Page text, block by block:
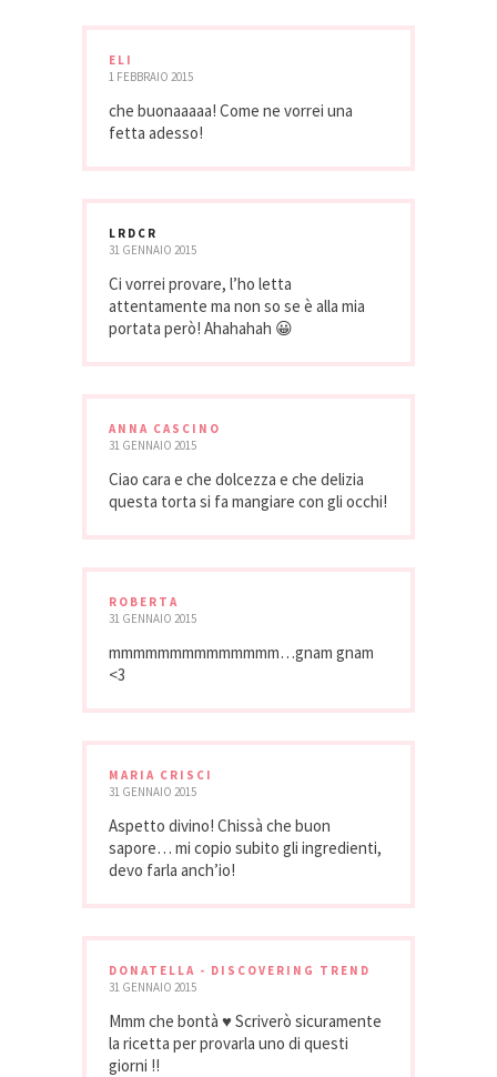
ELI
1 FEBBRAIO 2015
che buonaaaaa! Come ne vorrei una
fetta adesso!
LRDCR
31 GENNAIO 2015
Ci vorrei provare, l’ho letta
attentamente ma non so se è alla mia
portata però! Ahahahah 😀
ANNA CASCINO
31 GENNAIO 2015
Ciao cara e che dolcezza e che delizia
questa torta si fa mangiare con gli occhi!
ROBERTA
31 GENNAIO 2015
mmmmmmmmmmmmmm…gnam gnam
<3
MARIA CRISCI
31 GENNAIO 2015
Aspetto divino! Chissà che buon
sapore… mi copio subito gli ingredienti,
devo farla anch’io!
DONATELLA - DISCOVERING TREND
31 GENNAIO 2015
Mmm che bontà ♥ Scriverò sicuramente
la ricetta per provarla uno di questi
giorni !!